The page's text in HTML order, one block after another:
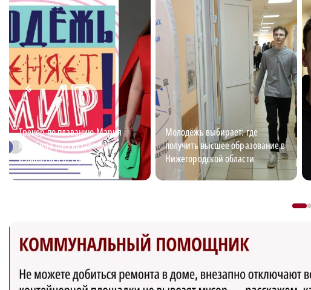
Тренер по плаванию Мария
Кулябина рассказала, как
избавиться от страха воды
Молодёжь выбирает: где
получить высшее образование в
Нижегородской области